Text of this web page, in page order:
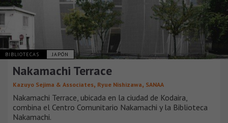
BIBLIOTECAS JAPÓN
Nakamachi Terrace
Kazuyo Sejima & Associates, Ryue Nishizawa, SANAA
Nakamachi Terrace, ubicada en la ciudad de Kodaira,
combina el Centro Comunitario Nakamachi y la Biblioteca
Nakamachi.